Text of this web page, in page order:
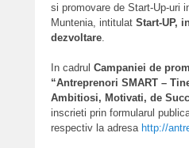
si promovare de Start-Up-uri
Muntenia, intitulat Start-UP,
dezvoltare.
In cadrul Campaniei de
“Antreprenori SMART –
Ambitiosi, Motivati, de
inscrieti prin formularul
respectiv la adresa http://